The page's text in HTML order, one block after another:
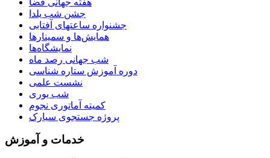
جشن شب یلدا
جشنواره ساعتهای آفتابی
همایش‌ها و سمینارها
نمایشگاه‌ها
شب جهانی رصد ماه
دوره آموزش ستاره شناسی
نشست علمی
شب یوری
کمیته آماتوری نجوم
پروژه جستجوی سیارک
خدمات و آموزش